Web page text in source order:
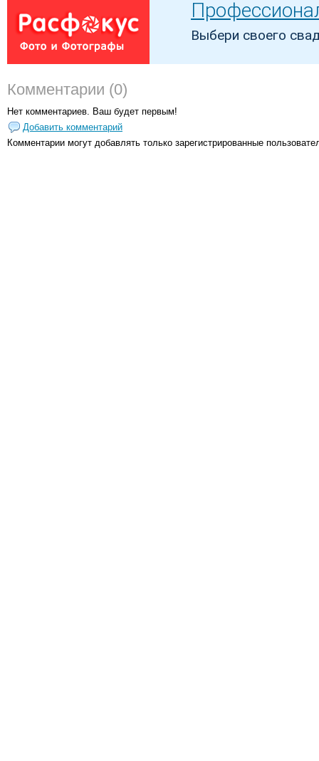
Комментарии (0)
Нет комментариев. Ваш будет первым!
Добавить комментарий
Комментарии могут добавлять только зарегистрированные